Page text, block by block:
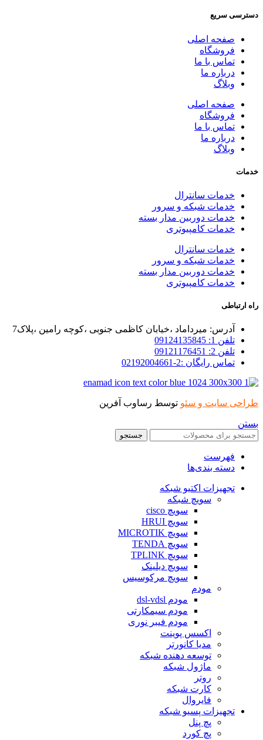
دسترسی سریع
صفحه اصلی
فروشگاه
تماس با ما
درباره ما
وبلاگ
صفحه اصلی
فروشگاه
تماس با ما
درباره ما
وبلاگ
خدمات
خدمات سانترال
خدمات شبکه و سرور
خدمات دوربین مدار بسته
خدمات کامپیوتری
خدمات سانترال
خدمات شبکه و سرور
خدمات دوربین مدار بسته
خدمات کامپیوتری
راه ارتباطی
آدرس: میرداماد ،خیابان کاظمی جنوبی ،کوچه رامین ،پلاک7
تلفن 1: 09124135845
تلفن 2: 09121176451
تماس رایگان :2-02192004661
طراحی سایت و سئو توسط رساوب آفرین
بستن
جستجو
فهرست
دسته بندی‌ها
تجهیزات اکتیو شبکه
سویچ شبکه
سویچ cisco
سویچ HRUI
سویچ MICROTIK
سویچ TENDA
سویچ TPLINK
سویچ دیلینک
سویچ مرکوسیس
مودم
مودم dsl-vdsl
مودم سیمکارتی
مودم فیبر نوری
اکسس پوینت
مدیا کانورتر
توسعه دهنده شبکه
ماژول شبکه
روتر
کارت شبکه
فایروال
تجهیزات پسیو شبکه
پچ پنل
پچ کورد